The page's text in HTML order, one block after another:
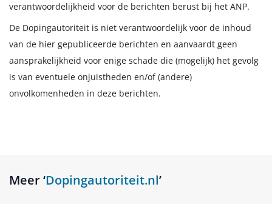
verantwoordelijkheid voor de berichten berust bij het ANP.
De Dopingautoriteit is niet verantwoordelijk voor de inhoud
van de hier gepubliceerde berichten en aanvaardt geen
aansprakelijkheid voor enige schade die (mogelijk) het gevolg
is van eventuele onjuistheden en/of (andere)
onvolkomenheden in deze berichten.
Meer ‘Dopingautoriteit.nl’